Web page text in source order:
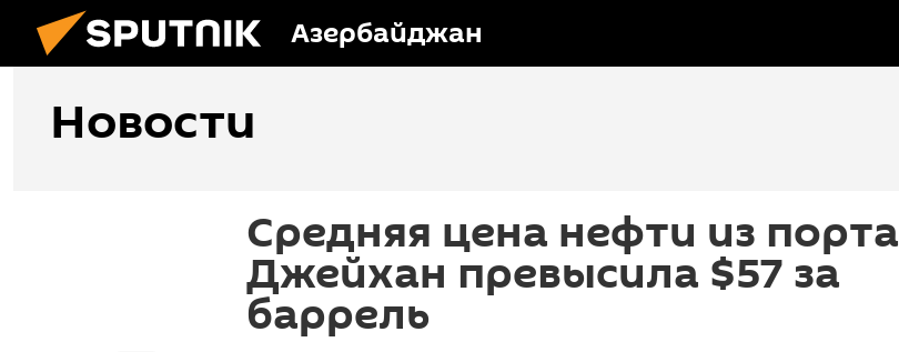
Азербайджан
Новости
Средняя цена нефти из порта
Джейхан превысила $57 за
баррель